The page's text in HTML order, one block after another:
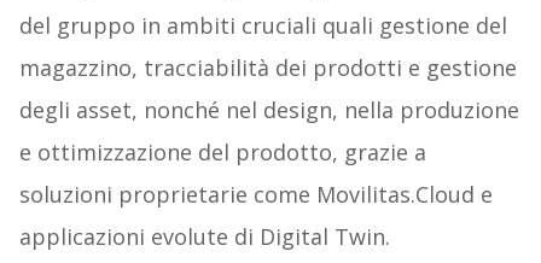
del gruppo in ambiti cruciali quali gestione del
magazzino, tracciabilità dei prodotti e gestione
degli asset, nonché nel design, nella produzione
e ottimizzazione del prodotto, grazie a
soluzioni proprietarie come Movilitas.Cloud e
applicazioni evolute di Digital Twin.